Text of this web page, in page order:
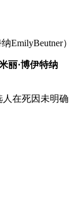
EmilyBeutner）
丽·博伊特纳
在死因未明确